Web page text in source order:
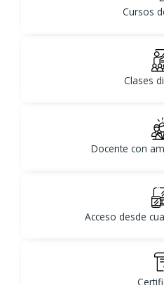
Cursos
Clases
Docente con
Acceso desde